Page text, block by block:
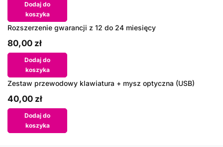
Dodaj do
koszyka
Rozszerzenie gwarancji z 12 do 24 miesięcy
80,00 zł
Dodaj do
koszyka
Zestaw przewodowy klawiatura + mysz optyczna (USB)
40,00 zł
Dodaj do
koszyka